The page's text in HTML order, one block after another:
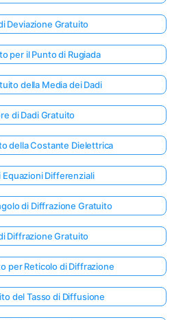
Deviazione Gratuito
per il Punto di Rugiada
della Media dei Dadi
di Dadi Gratuito
della Costante Dielettrica
Equazioni Differenziali
di Diffrazione Gratuito
Diffrazione Gratuito
per Reticolo di Diffrazione
del Tasso di Diffusione